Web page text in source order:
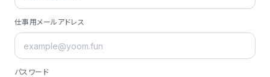
仕事用メールアドレス
パスワード